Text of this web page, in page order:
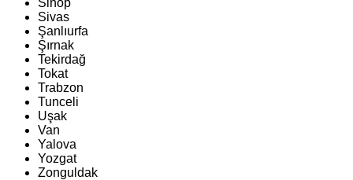
Sinop
Sivas
Şanlıurfa
Şırnak
Tekirdağ
Tokat
Trabzon
Tunceli
Uşak
Van
Yalova
Yozgat
Zonguldak